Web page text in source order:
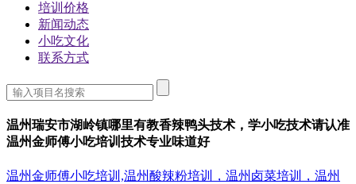
培训价格
新闻动态
小吃文化
联系方式
温州瑞安市湖岭镇哪里有教香辣鸭头技术，学小吃技术请认准
温州金师傅小吃培训技术专业味道好
温州金师傅小吃培训,温州酸辣粉培训，温州卤菜培训，温州